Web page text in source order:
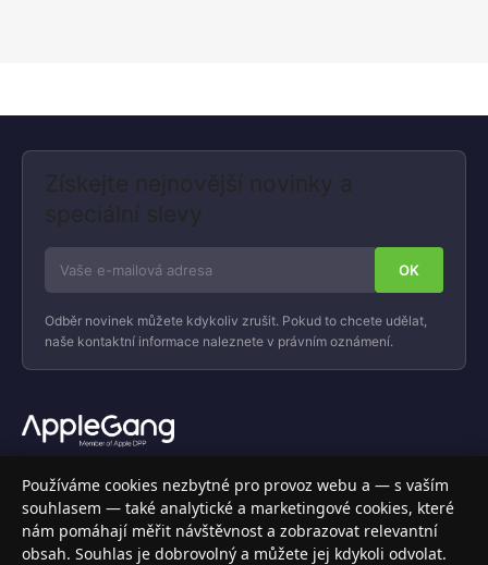
Získejte nejnovější novinky a
speciální slevy
Odběr novinek můžete kdykoliv zrušit. Pokud to chcete udělat,
naše kontaktní informace naleznete v právním oznámení.
Váš specializovaný obchod s Apple produkty, příslušenstvím a
elektronikou. Nakupujte bezpečně a s jistotou.
INFORMACE
Používáme cookies nezbytné pro provoz webu a — s vaším
souhlasem — také analytické a marketingové cookies, které
nám pomáhají měřit návštěvnost a zobrazovat relevantní
obsah. Souhlas je dobrovolný a můžete jej kdykoli odvolat.